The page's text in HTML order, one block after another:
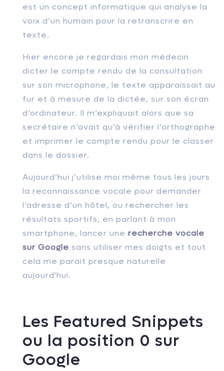
est un concept informatique qui analyse la
voix d’un humain pour la retranscrire en
texte.
Hier encore je regardais mon médecin
dicter le compte rendu de la consultation
sur son microphone, le texte apparaissait au
fur et à mesure de la dictée, sur son écran
d’ordinateur. Il m’expliquait alors que sa
secrétaire n’avait qu’à vérifier l’orthographe
et imprimer le compte rendu pour le classer
dans le dossier.
Aujourd’hui j’utilise moi même tous les jours
la reconnaissance vocale pour demander
l’adresse d’un hôtel, ou rechercher les
résultats sportifs, en parlant à mon
smartphone, lancer une recherche vocale
sur Google sans utiliser mes doigts et tout
cela me parait presque naturelle
aujourd'hui.
Les Featured Snippets
ou la position 0 sur
Google